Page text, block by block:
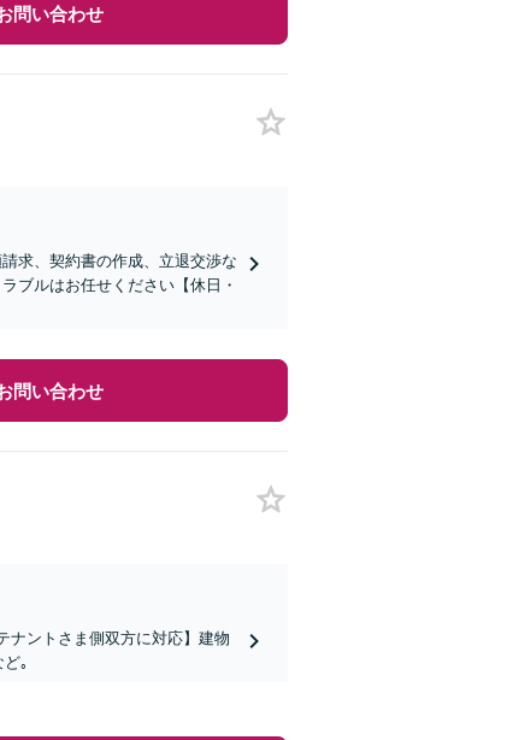
問い合わせ
求、契約書の作成、立退交渉な
ブルはお任せください【休日・
問い合わせ
ナントさま側双方に対応】建物
｡